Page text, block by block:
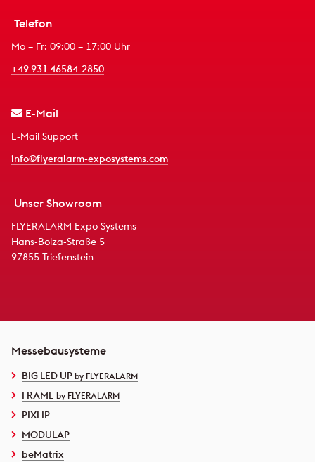
Telefon
Mo – Fr: 09:00 – 17:00 Uhr
+49 931 46584-2850
E-Mail
E-Mail Support
info@flyeralarm-exposystems.com
Unser Showroom
FLYERALARM Expo Systems
Hans-Bolza-Straße 5
97855 Triefenstein
Messebausysteme
BIG LED UP by FLYERALARM
FRAME by FLYERALARM
PIXLIP
MODULAP
beMatrix